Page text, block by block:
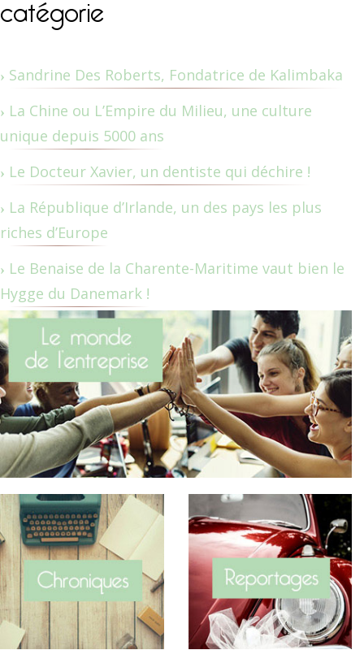
Sandrine Des Roberts, Fondatrice de Kalimbaka
La Chine ou L’Empire du Milieu, une culture
unique depuis 5000 ans
Le Docteur Xavier, un dentiste qui déchire !
La République d’Irlande, un des pays les plus
riches d’Europe
Le Benaise de la Charente-Maritime vaut bien le
Hygge du Danemark !